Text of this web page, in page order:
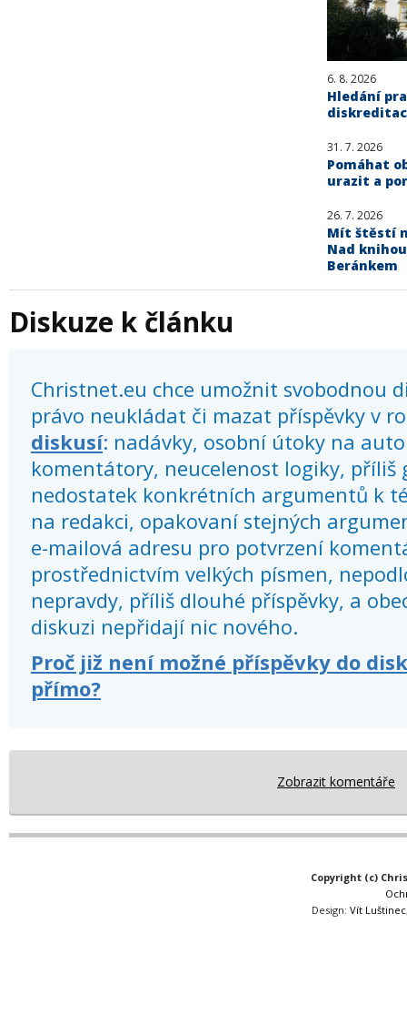
6. 8. 2026
Hledání
31. 7. 2026
Pomáhat
urazit a
26. 7. 2026
Mít štěstí
Nad
Beránkem
Diskuze k článku
Christnet.eu chce umožnit svobodnou
právo neukládat či mazat příspěvky v
diskusí: nadávky, osobní útoky na
komentátory, neucelenost logiky, příliš
nedostatek konkrétních argumentů k
na redakci, opakovaní stejných
e-mailová adresu pro potvrzení
prostřednictvím velkých písmen,
nepravdy, příliš dlouhé příspěvky, a
diskuzi nepřidají nic nového.
Proč již není možné příspěvky do
přímo?
Zobrazit komentáře
Copyright (c)
Design:Vít Luštinec